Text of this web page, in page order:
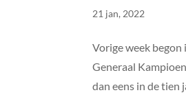
21 jan, 2022
Vorige week
Generaal
dan eens in de tien